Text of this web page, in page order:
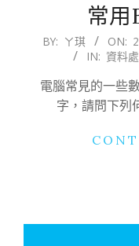
常用
2024-
27
BY: ㄚ琪 ON:
IN: 資料
電腦常見的一些
字，請問下列